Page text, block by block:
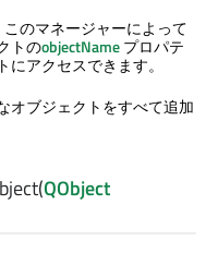
のマネージャーによって
トのobjectNameプロパテ
アクセスできます。
オブジェクトをすべて追加
(QObject